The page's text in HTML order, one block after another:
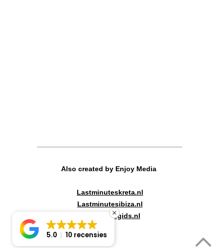
Also created by Enjoy Media
Lastminuteskreta.nl
Lastminutesibiza.nl
Canadareisgids.nl
5.0 10 recensies